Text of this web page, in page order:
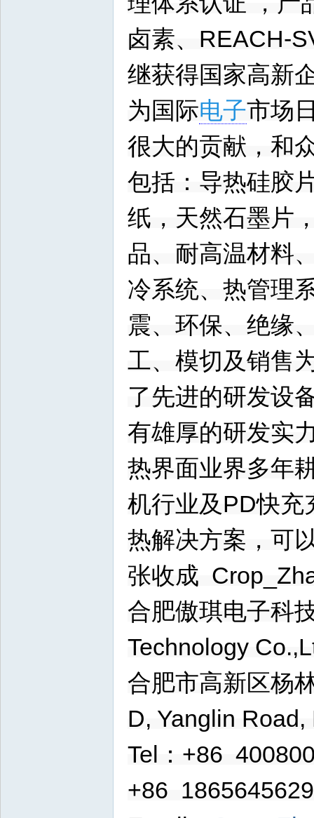
卤素、REACH-
继获得国家高新
为国际电子市场
很大的贡献，和
包括：导热硅胶
纸，天然石墨片
品、耐高温材料
冷系统、热管理
震、环保、绝缘
工、模切及销售
了先进的研发设
有雄厚的研发实
热界面业界多年
机行业及PD快充
热解决方案，可
张收成
合肥傲琪电子
Technology
合肥市高新区杨
D, Yanglin
Tel：+86
+86